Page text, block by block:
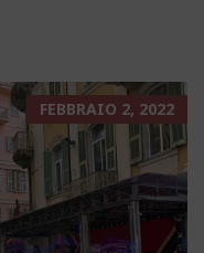
FEBBRAIO 2, 2022